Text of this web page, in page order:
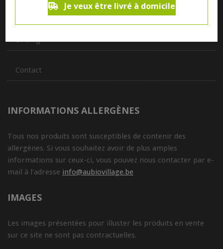
Je veux être livré à domicile
Qui sommes nous ?
Le blog
Contact
INFORMATIONS ALLERGÈNES
Tous nos produits sont susceptibles de contenir des
allergènes. Si vous souhaitez avoir de plus amples
informations sur ceux-ci, vous pouvez nous contacter par e-
mail à l'adresse info@aubiovillage.be
IMAGES
Les images présentées pour illuster les produits en vente
sur ce site ne sont pas contractuelles.